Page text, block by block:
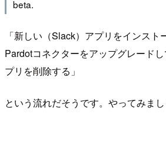
beta.
「新しい（Slack）アプリをインス
Pardotコネクターをアップグレード
プリを削除する」
という流れだそうです。やってみまし